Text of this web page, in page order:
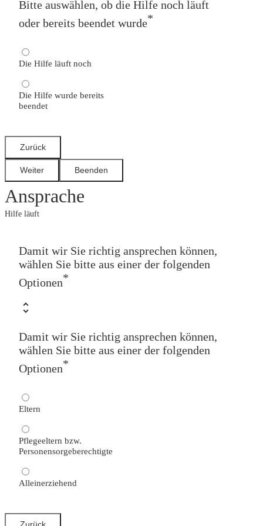
Bitte auswählen, ob die Hilfe noch läuft
oder bereits beendet wurde*
Die Hilfe läuft noch
Die Hilfe wurde bereits
beendet
Ansprache
Hilfe läuft
Damit wir Sie richtig ansprechen können,
wählen Sie bitte aus einer der folgenden
Optionen*
Damit wir Sie richtig ansprechen können,
wählen Sie bitte aus einer der folgenden
Optionen*
Eltern
Pflegeeltern bzw.
Personensorgeberechtigte
Alleinerziehend